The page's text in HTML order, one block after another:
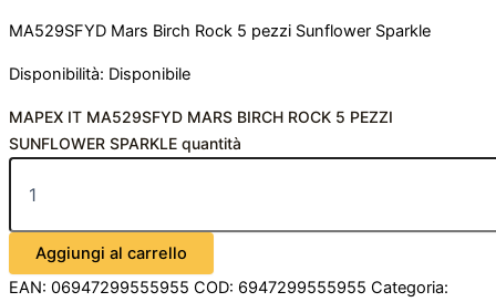
MA529SFYD Mars Birch Rock 5 pezzi Sunflower Sparkle
Disponibilità: Disponibile
MAPEX IT MA529SFYD MARS BIRCH ROCK 5 PEZZI
SUNFLOWER SPARKLE quantità
Aggiungi al carrello
EAN: 06947299555955 COD: 6947299555955 Categoria: